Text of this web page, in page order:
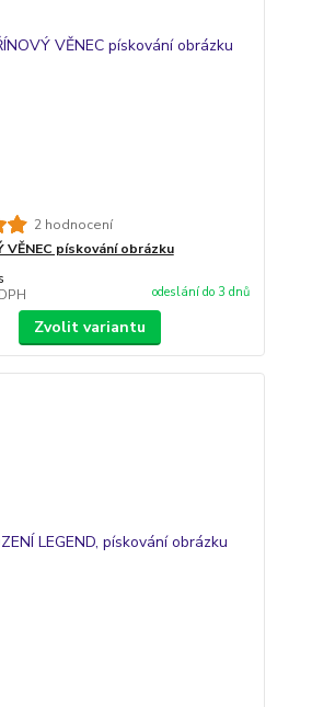
2 hodnocení
VĚNEC pískování obrázku
odeslání do 3 dnů
Zvolit variantu